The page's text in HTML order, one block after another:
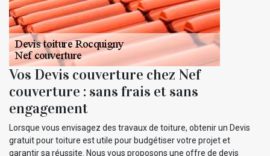
Vos Devis couverture chez Nef
couverture : sans frais et sans
engagement
Lorsque vous envisagez des travaux de toiture, obtenir un Devis
gratuit pour toiture est utile pour budgétiser votre projet et
garantir sa réussite. Nous vous proposons une offre de devis